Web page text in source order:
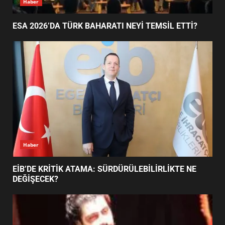
5
UZATILDI: NE DEĞİŞTİ?
6
BURHANİYE SATRANÇ
TURNUVASI KAYITLARI NEYİ
DEĞİŞTİRİYOR?
BURHANİYE BELEDİYESPOR’DA
YENİ YÖNETİM NASIL
Haber
ESA 2026’DA TÜRK BAHARATI NEYİ TEMSİL ETTİ?
Haber
EİB’DE KRİTİK ATAMA: SÜRDÜRÜLEBİLİRLİKTE NE
DEĞİŞECEK?